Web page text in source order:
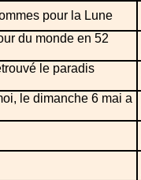
pour la Lune
du monde en 52
le paradis
le dimanche 6 mai a